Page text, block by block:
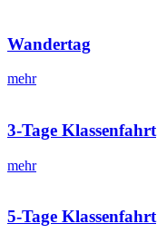
Wandertag
mehr
3-Tage Klassenfahrt
mehr
5-Tage Klassenfahrt